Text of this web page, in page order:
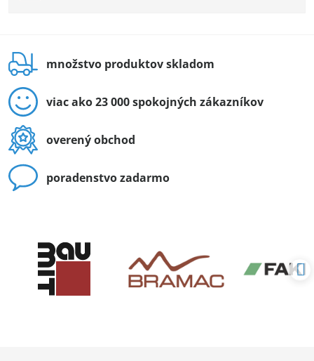
množstvo produktov skladom
viac ako 23 000 spokojných zákazníkov
overený obchod
poradenstvo zadarmo